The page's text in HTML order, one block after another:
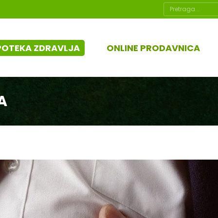
Search:
ZDRAVLJA ONLINE PRODAVNICA